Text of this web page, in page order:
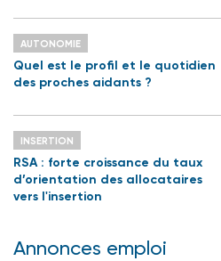
AUTONOMIE
Quel est le profil et le quotidien
des proches aidants ?
INSERTION
RSA : forte croissance du taux
d’orientation des allocataires
vers l'insertion
Annonces emploi